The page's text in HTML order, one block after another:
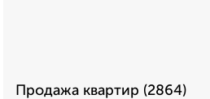
Продажа квартир (2864)